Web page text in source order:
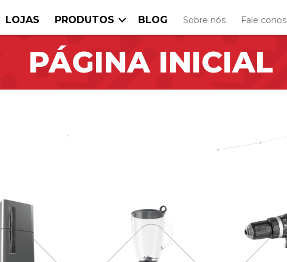
LOJAS PRODUTOS BLOG Sobre nós Fale
PÁGINA INICIAL